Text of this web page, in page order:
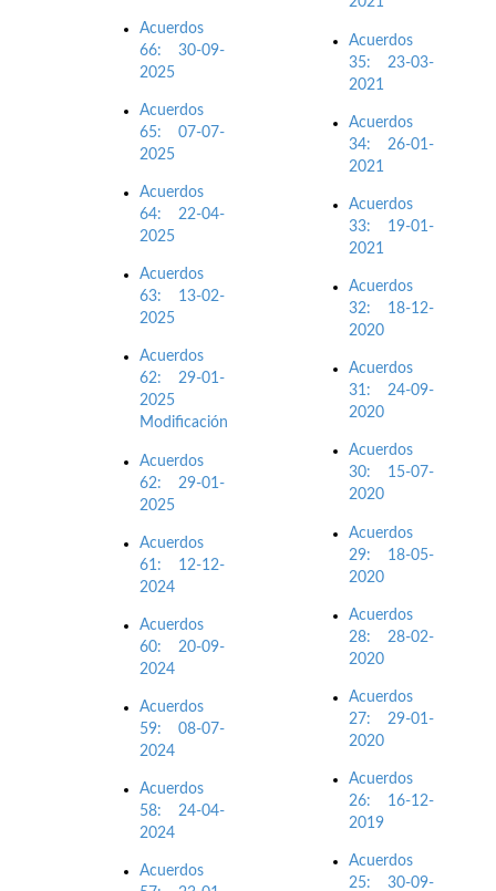
Acuerdos
66: 30-09-
2025
Acuerdos
65: 07-07-
2025
Acuerdos
64: 22-04-
2025
Acuerdos
63: 13-02-
2025
Acuerdos
62: 29-01-
2025
Modificación
Acuerdos
62: 29-01-
2025
Acuerdos
61: 12-12-
2024
Acuerdos
60: 20-09-
2024
Acuerdos
59: 08-07-
2024
Acuerdos
58: 24-04-
2024
Acuerdos
Acuerdos
35: 23-03-
2021
Acuerdos
34: 26-01-
2021
Acuerdos
33: 19-01-
2021
Acuerdos
32: 18-12-
2020
Acuerdos
31: 24-09-
2020
Acuerdos
30: 15-07-
2020
Acuerdos
29: 18-05-
2020
Acuerdos
28: 28-02-
2020
Acuerdos
27: 29-01-
2020
Acuerdos
26: 16-12-
2019
Acuerdos
25: 30-09-